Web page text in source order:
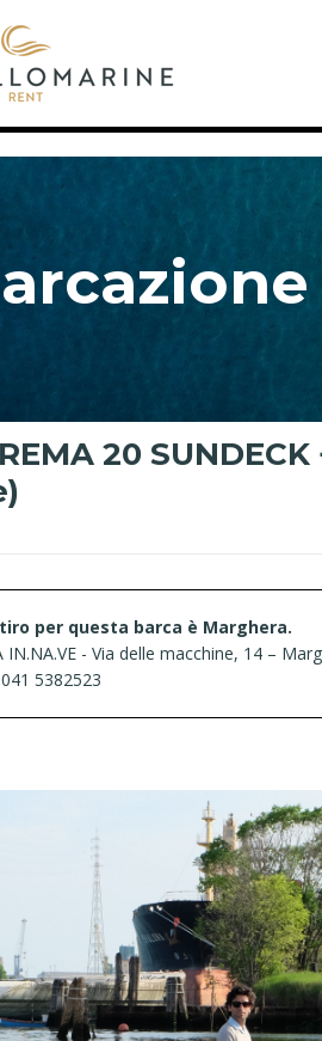
20
per questa barca è Marghera.
IN.NA.VE - Via delle macchine, 14 –
5382523